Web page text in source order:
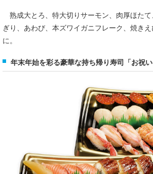
熟成大とろ、特大切りサーモン、肉厚ほた
ぎり、あわび、本ズワイガニフレーク、焼き
に。
年末年始を彩る豪華な持ち帰り寿司「お祝い